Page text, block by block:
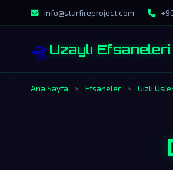
info@starfireproject.com
🛸Uzaylı Efsaneleri
Ana Sayfa > Efsaneler > Gizli